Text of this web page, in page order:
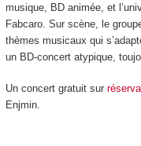
musique, BD animée, et
Fabcaro. Sur scène, le
thèmes musicaux qui
un BD-concert atypique,
Un concert gratuit sur
Enjmin.